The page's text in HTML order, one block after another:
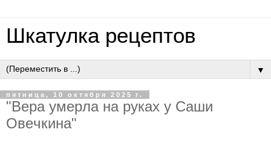
Шкатулка рецептов
▼
пятница, 10 октября 2025 г.
"Вepa умepлa нa pукaх у Caши
Oвeчкинa"